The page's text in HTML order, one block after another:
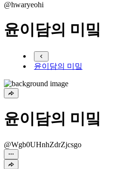
@hwaryeohi
윤이담의 미밐
윤이담의 미밐
윤이담의 미밐
@Wgb0UHnhZdrZjcsgo